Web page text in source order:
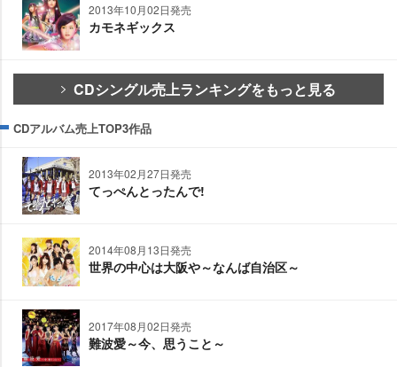
2013年10月02日発売
カモネギックス
CDシングル売上ランキングをもっと見る
CDアルバム売上TOP3作品
2013年02月27日発売
てっぺんとったんで!
2014年08月13日発売
世界の中心は大阪や～なんば自治区～
2017年08月02日発売
難波愛～今、思うこと～